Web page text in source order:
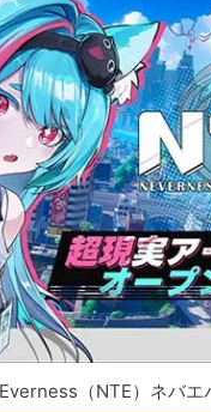
（NTE）ネバエ